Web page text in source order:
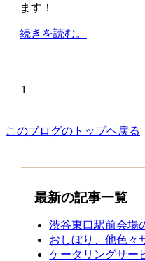
ます！
続きを読む。
1
このブログのトップヘ戻る
最新の記事一覧
渋谷東口駅前会場
おしぼり、他色
ケータリングサー